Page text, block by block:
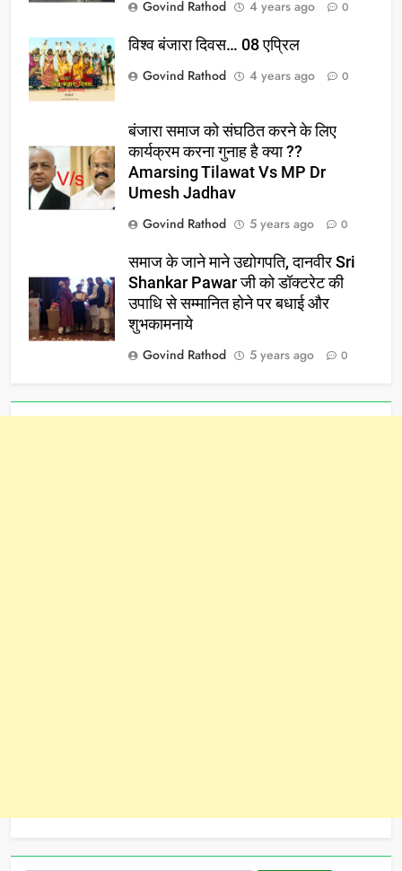
Govind Rathod 4 years ago 0
विश्व बंजारा दिवस… 08 एप्रिल
Govind Rathod
4 years ago 0
बंजारा समाज को संघठित करने के लिए
कार्यक्रम करना गुनाह है क्या ??
Amarsing Tilawat Vs MP Dr
Umesh Jadhav
Govind Rathod
5 years ago 0
समाज के जाने माने उद्योगपति, दानवीर Sri
Shankar Pawar जी को डॉक्टरेट की
उपाधि से सम्मानित होने पर बधाई और
शुभकामनाये
Govind Rathod
5 years ago 0